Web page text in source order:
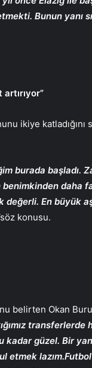
Bunun yanı
ikiye katladığını
burada başladı.
benimkinden daha
En büyük
söz konusu.
belirten Okan
transferlerde
kadar güzel. Bir